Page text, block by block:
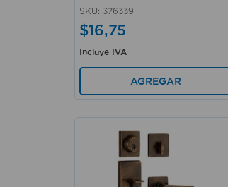
SKU: 376339
$16,75
Incluye IVA
AGREGAR